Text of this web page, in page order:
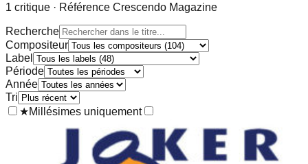
1 critique · Référence Crescendo Magazine
Recherche
Compositeur
Label
Période
Année
Tri
★Millésimes uniquement